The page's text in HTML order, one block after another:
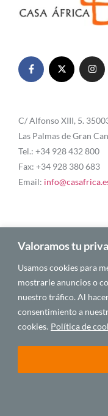
Valoramos tu
Usamos cookies para
mostrarle anuncios o
nuestro tráfico. Al
consentimiento a
cookies. Política de
C/ Alfonso XIII, 5.
Las Palmas de Gran
Tel.: +34 928 432 800
Fax: +34 928 380 683
Email:
Blog
Quiénes somos
Autores
Español